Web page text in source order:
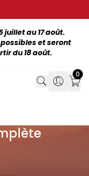
juillet au 17 août.
et seront
du 18 août.
Search
Search
0